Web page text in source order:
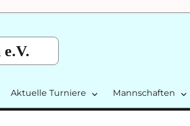
Aktuelle Turniere Mannschaften